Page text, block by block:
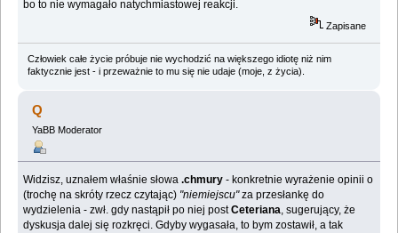
bo to nie wymagało natychmiastowej reakcji.
Zapisane
Człowiek całe życie próbuje nie wychodzić na większego idiotę niż nim
faktycznie jest - i przeważnie to mu się nie udaje (moje, z życia).
Q
YaBB Moderator
Widzisz, uznałem właśnie słowa.chmury - konkretnie wyrażenie opinii o
(trochę na skróty rzecz czytając) "niemiejscu"za przesłankę do
wydzielenia - zwł. gdy nastąpił po niej postCeteriana, sugerujący, że
dyskusja dalej się rozkręci. Gdyby wygasała, to bym zostawił, a tak